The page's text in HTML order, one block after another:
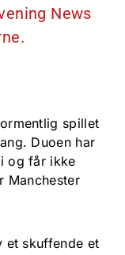
News
spillet
Duoen har
og får ikke
Manchester
et skuffende et